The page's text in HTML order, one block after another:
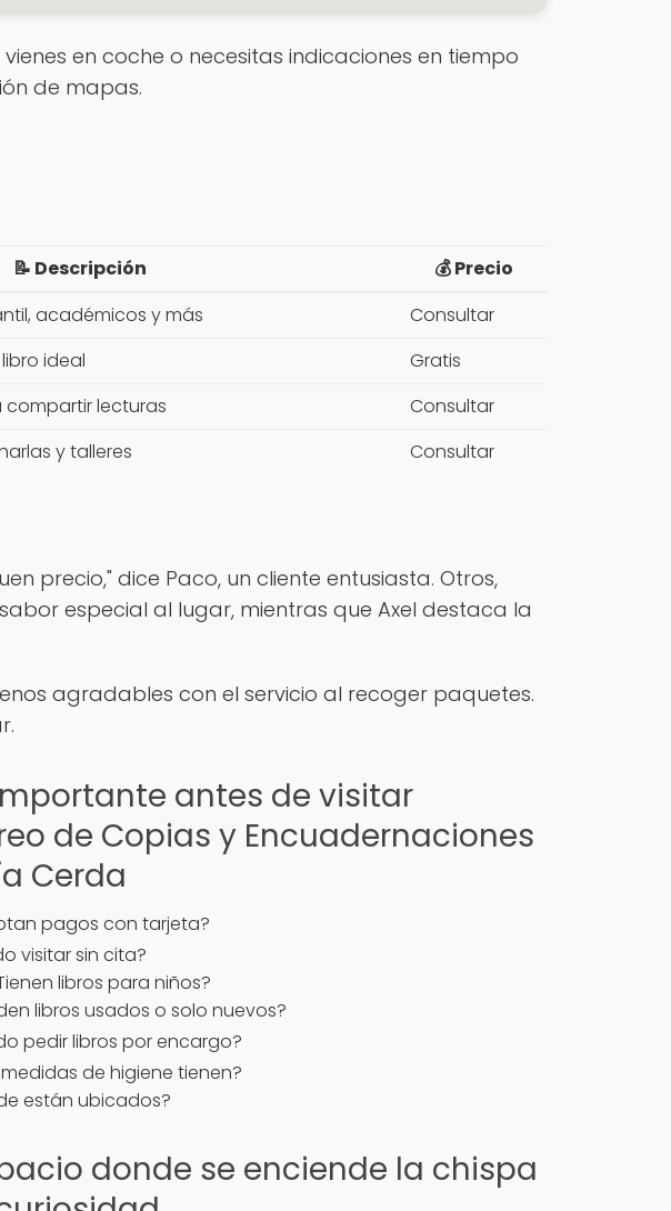
en coche o necesitas indicaciones en tiempo
de mapas.
📝 Descripción
💰 Precio
académicos y más
Consultar
ideal
Gratis
compartir lecturas
Consultar
y talleres Consultar
precio," dice Paco, un cliente entusiasta. Otros,
especial al lugar, mientras que Axel destaca la
agradables con el servicio al recoger paquetes.
antes de visitar
de Copias y Encuadernaciones
Cerda
pagos con tarjeta?
visitar sin cita?
libros para niños?
libros usados o solo nuevos?
pedir libros por encargo?
medidas de higiene tienen?
están ubicados?
donde se enciende la chispa